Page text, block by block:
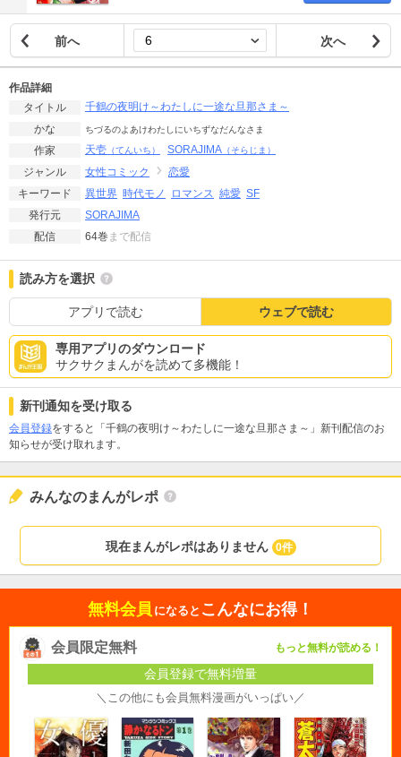
前へ 次へ
作品詳細
タイトル
千鶴の夜明け～わたしに一途な旦那さま～
かな
ちづるのよあけわたしにいちずなだんなさま
作家 天壱 （てんいち） SORAJIMA （そらじま）
ジャンル 女性コミック
恋愛
キーワード
異世界 時代モノ ロマンス 純愛 SF
発行元
SORAJIMA
配信
64巻 まで配信
読み方を選択
アプリで読む ウェブで読む
専用アプリのダウンロード
サクサクまんがを読めて多機能！
新刊通知を受け取る
会員登録をすると「千鶴の夜明け～わたしに一途な旦那さま～」新刊配信のお
知らせが受け取れます。
みんなのまんがレポ
現在まんがレポはありません 0件
無料会員 になると こんなにお得！
会員限定無料 もっと無料が読める！
会員登録で無料増量
＼この他にも会員無料漫画がいっぱい／